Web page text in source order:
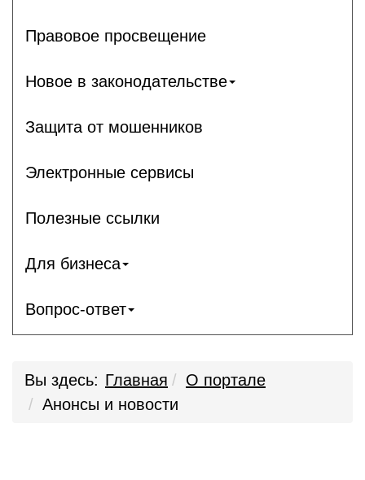
Правовое просвещение
Новое в законодательстве
Защита от мошенников
Электронные сервисы
Полезные ссылки
Для бизнеса
Вопрос-ответ
Вы здесь: Главная
О портале
Анонсы и новости